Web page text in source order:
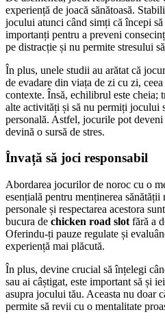
experiență de joacă sănătoasă.
jocului atunci când simți că începi
importanți pentru a preveni
pe distracție și nu permite stresului
În plus, unele studii au arătat că
de evadare din viața de zi cu zi,
contexte. Însă, echilibrul este cheia;
alte activități și să nu permiți jocului
personală. Astfel, jocurile pot
devină o sursă de stres.
Învață să joci responsabil
Abordarea jocurilor de noroc cu o
esențială pentru menținerea
personale și respectarea acestora
bucura de chicken road slot fără a
Oferindu-ți pauze regulate și
experiență mai plăcută.
În plus, devine crucial să înțelegi
sau ai câștigat, este important să și
asupra jocului tău. Aceasta nu doar
permite să revii cu o mentalitate